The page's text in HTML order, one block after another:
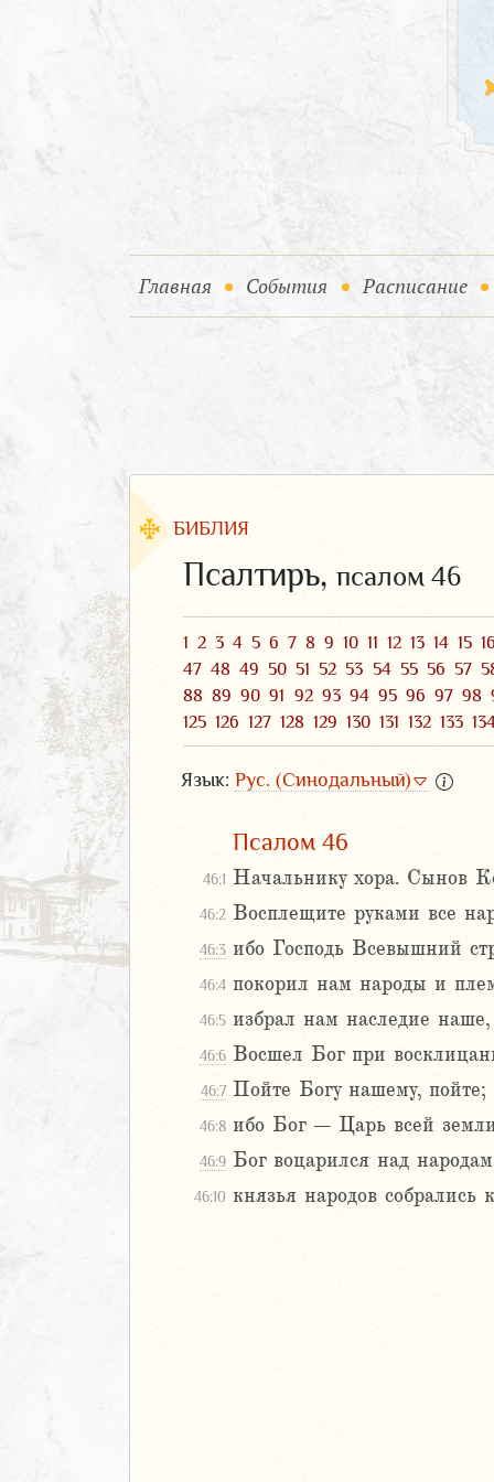
Главная (current)
События (current)
Расписание
БИБЛИЯ
Псалтирь, псалом 46
1 2 3 4 5 6 7 8 9 10 11 12 13 14 15 16
47 48 49 50 51 52 53 54 55 56 57
88 89 90 91 92 93 94 95 96 97 98
125 126 127 128 129 130 131 132 133
Язык: Рус. (Синодальный)
Псалом 46
46:1 Начальнику хора. Сынов
46:2 Восплещите руками все
46:3 ибо Господь Всевышний
46:4 покорил нам народы и
46:5 избрал нам наследие
46:6 Восшел Бог при
46:7 Пойте Богу нашему,
46:8 ибо Бог – Царь всей
46:9 Бог воцарился над
46:10 князья народов